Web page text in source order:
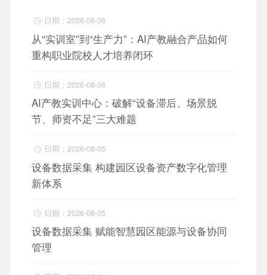
 日期：2026-08-06
从“实训室”到“生产力”：AI产教融合产品如何
重构职业院校人才培养闭环
 日期：2026-08-06
AI产教实训中心：破解“设备滞后、场景脱
节、师资不足”三大难题
 日期：2026-08-05
设备数据采集 构建园区设备资产数字化管理
新体系
 日期：2026-08-05
设备数据采集 赋能智慧园区能源与设备协同
管理